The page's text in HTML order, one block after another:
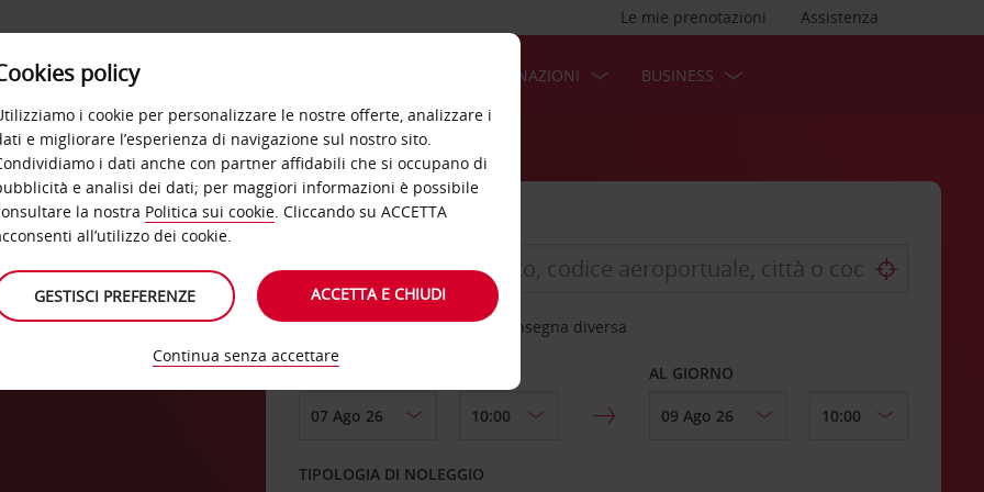
Assistenza
Le mie prenotazioni
OFFERTE DESTINAZIONI BUSINESS
Scegli una località di riconsegna diversa
DAL GIORNO AL GIORNO
TIPOLOGIA DI NOLEGGIO
policy
i cookie per personalizzare le nostre offerte, analizzare i
e migliorare l’esperienza di navigazione sul nostro sito.
i dati anche con partner affidabili che si occupano di
e analisi dei dati; per maggiori informazioni è possibile
la nostra Politica sui cookie. Cliccando su ACCETTA
all’utilizzo dei cookie.
GESTISCI PREFERENZE ACCETTA E CHIUDI
Continua senza accettare